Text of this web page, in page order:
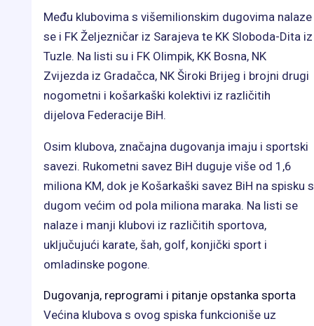
Među klubovima s višemilionskim dugovima nalaze
se i FK Željezničar iz Sarajeva te KK Sloboda-Dita iz
Tuzle. Na listi su i FK Olimpik, KK Bosna, NK
Zvijezda iz Gradačca, NK Široki Brijeg i brojni drugi
nogometni i košarkaški kolektivi iz različitih
dijelova Federacije BiH.
Osim klubova, značajna dugovanja imaju i sportski
savezi. Rukometni savez BiH duguje više od 1,6
miliona KM, dok je Košarkaški savez BiH na spisku s
dugom većim od pola miliona maraka. Na listi se
nalaze i manji klubovi iz različitih sportova,
uključujući karate, šah, golf, konjički sport i
omladinske pogone.
Dugovanja, reprogrami i pitanje opstanka sporta
Većina klubova s ovog spiska funkcioniše uz